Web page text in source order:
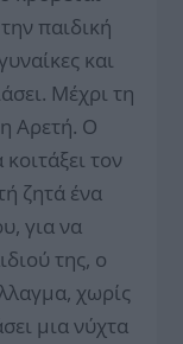
παιδική
και
Μέχρι τη
Αρετή. Ο
τον
ζητά ένα
για να
της, ο
χωρίς
μια νύχτα